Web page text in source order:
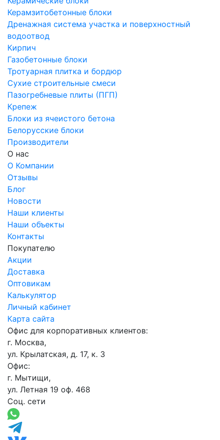
Керамзитобетонные блоки
Дренажная система участка и поверхностный
водоотвод
Кирпич
Газобетонные блоки
Тротуарная плитка и бордюр
Сухие строительные смеси
Пазогребневые плиты (ПГП)
Крепеж
Блоки из ячеистого бетона
Белорусские блоки
Производители
О нас
О Компании
Отзывы
Блог
Новости
Наши клиенты
Наши объекты
Контакты
Покупателю
Акции
Доставка
Оптовикам
Калькулятор
Личный кабинет
Карта сайта
Офис для корпоративных клиентов:
г. Москва,
ул. Крылатская, д. 17, к. 3
Офис:
г. Мытищи,
ул. Летная 19 оф. 468
Соц. сети